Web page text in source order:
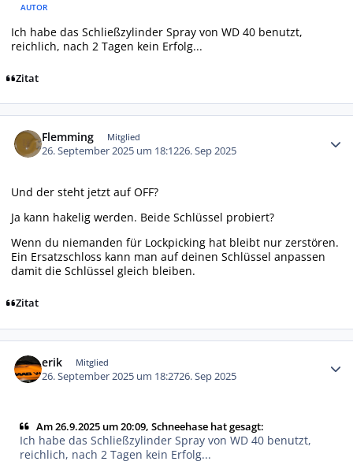
AUTOR
Ich habe das Schließzylinder Spray von WD 40 benutzt,
reichlich, nach 2 Tagen kein Erfolg...
Zitat
Flemming Mitglied
26. September 2025 um 18:1226. Sep 2025
Und der steht jetzt auf OFF?
Ja kann hakelig werden. Beide Schlüssel probiert?
Wenn du niemanden für Lockpicking hat bleibt nur zerstören.
Ein Ersatzschloss kann man auf deinen Schlüssel anpassen
damit die Schlüssel gleich bleiben.
Zitat
erik Mitglied
26. September 2025 um 18:2726. Sep 2025
Am 26.9.2025 um 20:09, Schneehase hat gesagt:
Ich habe das Schließzylinder Spray von WD 40 benutzt,
reichlich, nach 2 Tagen kein Erfolg...